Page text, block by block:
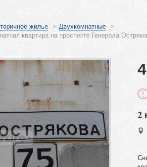
жилье > Двухкомнатные >
квартира на проспекте Генерала
2